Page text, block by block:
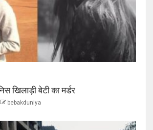
खिलाड़ी बेटी का मर्डर
bebakduniya